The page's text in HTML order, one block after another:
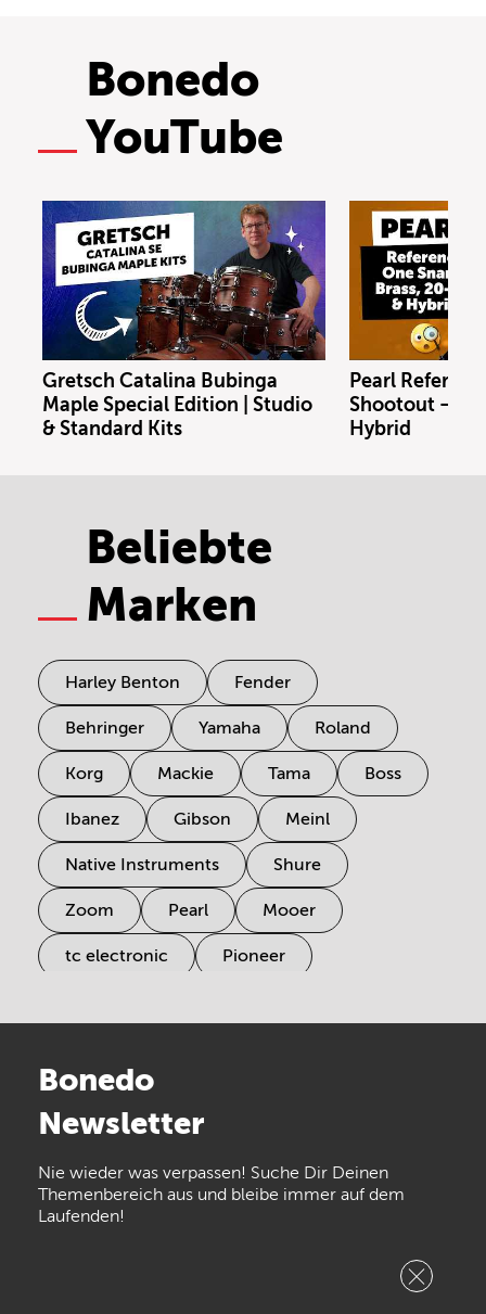
Bonedo
YouTube
Gretsch Catalina Bubinga
Maple Special Edition | Studio
& Standard Kits
Pearl
Shootout –
Hybrid
Beliebte
Marken
Harley Benton Fender
Behringer Yamaha Roland
Korg Mackie Tama Boss
Ibanez Gibson Meinl
Native Instruments Shure
Zoom Pearl Mooer
tc electronic Pioneer
Arturia
the t.bone
Walrus Audio Epiphone
Bonedo
Newsletter
Nie wieder was verpassen! Suche Dir Deinen
Themenbereich aus und bleibe immer auf dem
Laufenden!